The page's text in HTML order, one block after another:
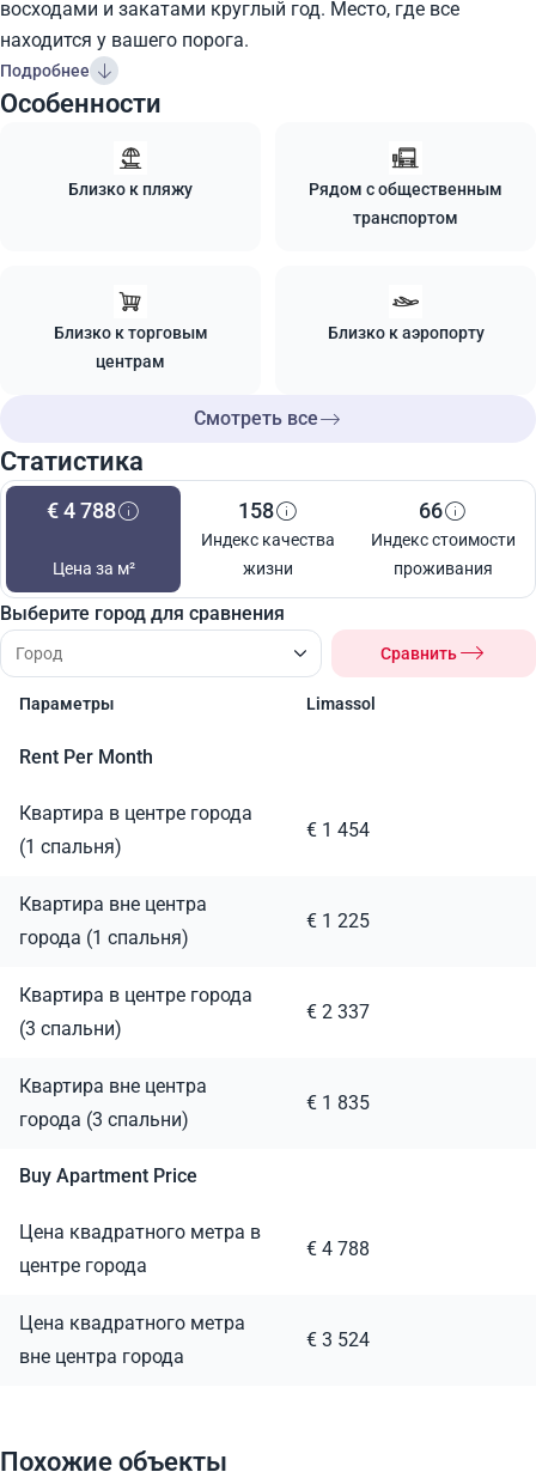
восходами и закатами круглый год. Место, где все
находится у вашего порога.
Подробнее
Особенности
Близко к пляжу
Рядом с общественным
транспортом
Близко к торговым
центрам
Близко к аэропорту
Смотреть все
Статистика
€ 4 788
Цена за м²
158
Индекс качества
жизни
66
Индекс стоимости
проживания
Выберите город для сравнения
Сравнить
Параметры Limassol
Rent Per Month
Квартира в центре города
(1 спальня)
€ 1 454
Квартира вне центра
города (1 спальня)
€ 1 225
Квартира в центре города
(3 спальни)
€ 2 337
Квартира вне центра
города (3 спальни)
€ 1 835
Buy Apartment Price
Цена квадратного метра в
центре города
€ 4 788
Цена квадратного метра
вне центра города
€ 3 524
Похожие объекты